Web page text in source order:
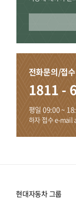
전화문의/접수
1811 -
평일 09:00 ~
하자 접수 e-mail
현대자동차 그룹